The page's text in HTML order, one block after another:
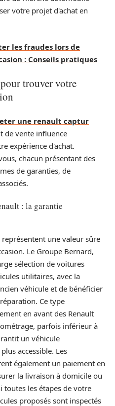
votre projet d'achat en
les fraudes lors de
: Conseils pratiques
trouver votre
une renault captur
de vente influence
expérience d'achat.
chacun présentant des
de garanties, de
: la garantie
représentent une valeur sûre
Le Groupe Bernard,
sélection de voitures
utilitaires, avec la
véhicule et de bénéficier
Ce type
en avant des Renault
parfois inférieur à
un véhicule
accessible. Les
également un paiement en
la livraison à domicile ou
toutes les étapes de votre
proposés sont inspectés